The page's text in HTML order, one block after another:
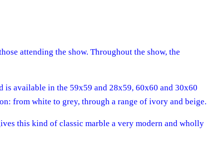
attending the show. Throughout the show, the
available in the 59x59 and 28x59, 60x60 and 30x60
from white to grey, through a range of ivory and beige.
this kind of classic marble a very modern and wholly